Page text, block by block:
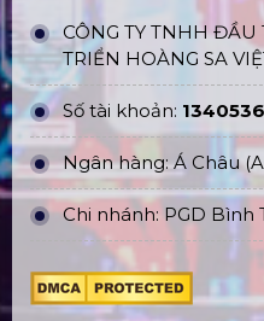
CÔNG TY TNHH ĐẦU
TRIỂN HOÀNG SA
Số tài khoản:
Ngân hàng: Á Châu
Chi nhánh: PGD Bình